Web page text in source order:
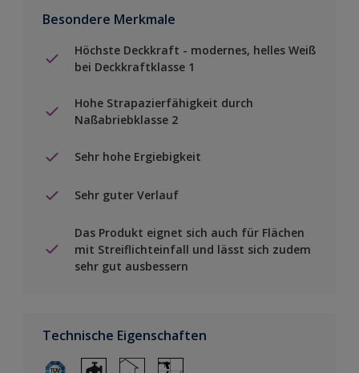
Besondere Merkmale
Höchste Deckkraft - modernes, helles Weiß
bei Deckkraftklasse 1
Hohe Strapazierfähigkeit durch
Naßabriebklasse 2
Sehr hohe Ergiebigkeit
Sehr guter Verlauf
Das Produkt eignet sich auch für Flächen
mit Streiflichteinfall und lässt sich zudem
sehr gut ausbessern
Technische Eigenschaften